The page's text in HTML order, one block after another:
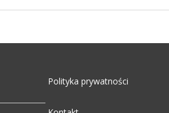
Polityka prywatności